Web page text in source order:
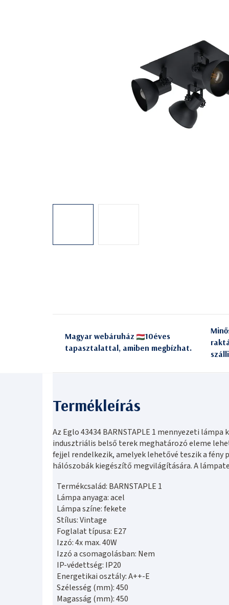
Magyar webáruház
10éves
tapasztalattal, amiben megbízhat.
Az Eglo 43434 BARNSTAPLE 1 mennyezeti lámpa
indusztriális belső terek meghatározó eleme
fejjel rendelkezik, amelyek lehetővé teszik a
hálószobák kiegészítő megvilágítására. A
Termékcsalád: BARNSTAPLE 1
Lámpa anyaga: acel
Lámpa színe: fekete
Stílus: Vintage
Foglalat típusa: E27
Izzó: 4x max. 40W
Izzó a csomagolásban: Nem
IP-védettség: IP20
Energetikai osztály: A++-E
Szélesség (mm): 450
Magasság (mm): 450